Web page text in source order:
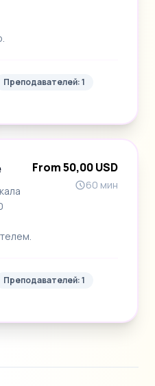
Преподавателей: 1
From 50,00 USD
60 мин
Преподавателей: 1